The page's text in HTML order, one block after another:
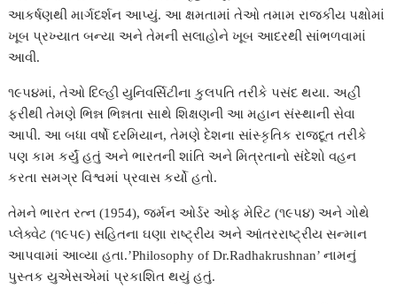
આકર્ષણથી માર્ગદર્શન આપ્યું. આ ક્ષમતામાં તેઓ તમામ રાજકીય પક્ષોમાં
ખૂબ પ્રખ્યાત બન્યા અને તેમની સલાહોને ખૂબ આદરથી સાંભળવામાં
આવી.
૧૯૫૪માં, તેઓ દિલ્હી યુનિવર્સિટીના કુલપતિ તરીકે પસંદ થયા. અહીં
ફરીથી તેમણે ભિન્ન ભિન્નતા સાથે શિક્ષણની આ મહાન સંસ્થાની સેવા
આપી. આ બધા વર્ષો દરમિયાન, તેમણે દેશના સાંસ્કૃતિક રાજદૂત તરીકે
પણ કામ કર્યું હતું અને ભારતની શાંતિ અને મિત્રતાનો સંદેશો વહન
કરતા સમગ્ર વિશ્વમાં પ્રવાસ કર્યો હતો.
તેમને ભારત રત્ન (1954), જર્મન ઓર્ડર ઓફ મેરિટ (૧૯૫૪) અને ગોથે
પ્લેક્વેટ (૧૯૫૯) સહિતના ઘણા રાષ્ટ્રીય અને આંતરરાષ્ટ્રીય સન્માન
આપવામાં આવ્યા હતા.’Philosophy of Dr.Radhakrushnan’ નામનું
પુસ્તક યુએસએમાં પ્રકાશિત થયું હતું.